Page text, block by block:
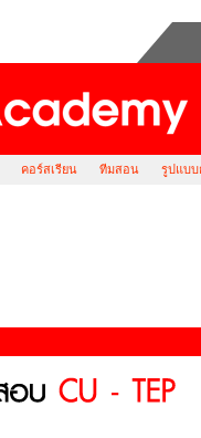
คอร์สเรียน ทีมสอน รูปแบบ